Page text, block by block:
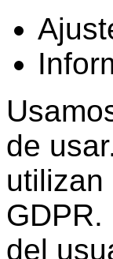
de
utilizan
del